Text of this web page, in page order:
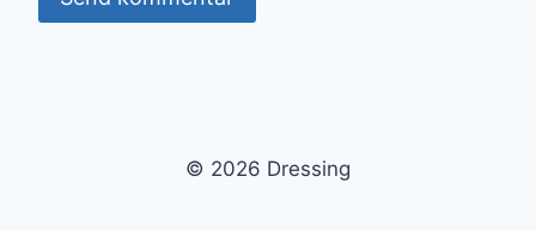
© 2026 Dressing